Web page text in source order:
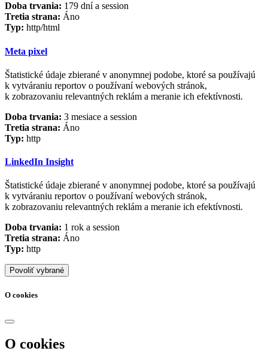
Doba trvania: 179 dní a session
Tretia strana: Áno
Typ: http/html
Meta pixel
Štatistické údaje zbierané v anonymnej podobe, ktoré sa používajú
k vytváraniu reportov o používaní webových stránok,
k zobrazovaniu relevantných reklám a meranie ich efektívnosti.
Doba trvania: 3 mesiace a session
Tretia strana: Áno
Typ: http
LinkedIn Insight
Štatistické údaje zbierané v anonymnej podobe, ktoré sa používajú
k vytváraniu reportov o používaní webových stránok,
k zobrazovaniu relevantných reklám a meranie ich efektívnosti.
Doba trvania: 1 rok a session
Tretia strana: Áno
Typ: http
Povoliť vybrané
O cookies
O cookies